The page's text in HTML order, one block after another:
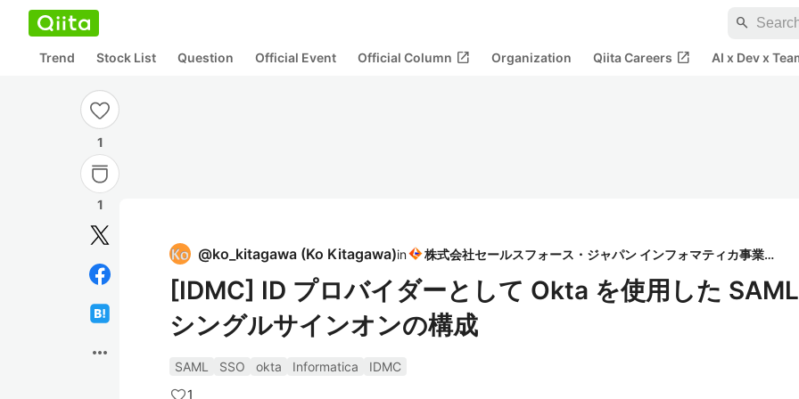
search
Trend Stock List Question Official Event Official Column open_in_new Organization Qiita Careers open_in_new AI x Dev x
1
1
more_horiz
@ko_kitagawa (Ko Kitagawa)in 株式会社セールスフォース・ジャパン インフォマティカ事業部
[IDMC] ID プロバイダーとして Okta を使用した SAML
シングルサインオンの構成
SAML SSO okta Informatica
IDMC
1